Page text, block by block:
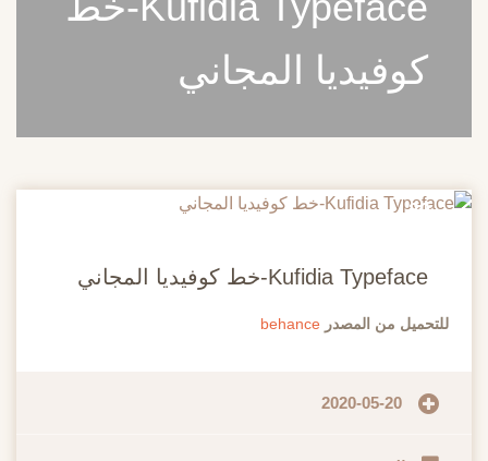
كوفيديا المجاني
20
Kufidia Typeface-خط كوفيديا المجاني
للتحميل من المصدر behance
2020-05-20